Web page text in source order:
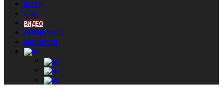
ВЕСТИ
СТАВ
ВИДЕО
ПРИКЛУЧИ СЕ
АКТИВИСТИ